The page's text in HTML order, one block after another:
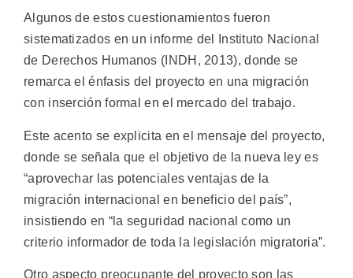
Algunos de estos cuestionamientos fueron
sistematizados en un informe del Instituto Nacional
de Derechos Humanos (INDH, 2013), donde se
remarca el énfasis del proyecto en una migración
con inserción formal en el mercado del trabajo.
Este acento se explicita en el mensaje del proyecto,
donde se señala que el objetivo de la nueva ley es
“aprovechar las potenciales ventajas de la
migración internacional en beneficio del país”,
insistiendo en “la seguridad nacional como un
criterio informador de toda la legislación migratoria”.
Otro aspecto preocupante del proyecto son las